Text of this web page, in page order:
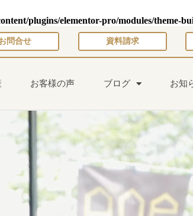
plugins/elementor-pro/modules/theme-
問合せ 資料請求
お客様の声 ブログ お知